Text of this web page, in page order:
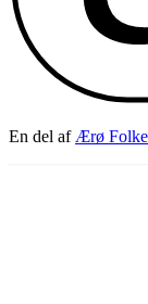
En del af Ærø